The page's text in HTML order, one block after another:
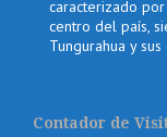
caracterizado
centro del país,
Tungurahua y
Contador de